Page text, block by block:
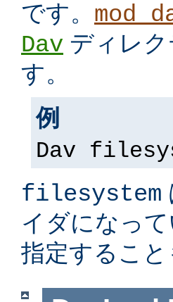
です。
Dav ディレ
す。
例
Dav
filesystem
イダになっ
指定すること